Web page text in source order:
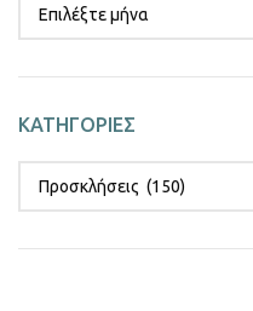
ΚΑΤΗΓΟΡΙΕΣ